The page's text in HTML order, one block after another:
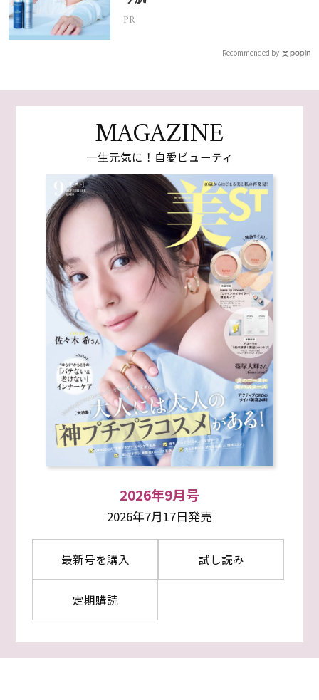
PR
Recommended by
MAGAZINE
一生元気に！自愛ビューティ
2026年9月号
2026年7月17日発売
最新号を購入 試し読み
定期購読